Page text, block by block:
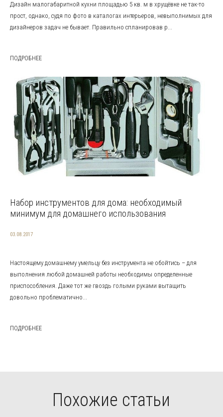
Дизайн малогабаритной кухни площадью 5 кв. м в хрущёвке не так-то
прост, однако, судя по фото в каталогах интерьеров, невыполнимых для
дизайнеров задач не бывает. Правильно спланировав р...
ПОДРОБНЕЕ
Набор инструментов для дома: необходимый
минимум для домашнего использования
03.08.2017
Настоящему домашнему умельцу без инструмента не обойтись – для
выполнения любой домашней работы необходимы определенные
приспособления. Даже тот же гвоздь голыми руками вытащить
довольно проблематично...
ПОДРОБНЕЕ
Похожие статьи